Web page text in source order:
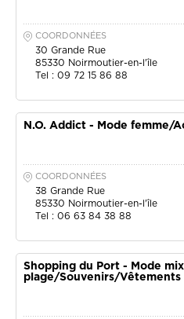
COORDONNÉES
30 Grande Rue
85330 Noirmoutier-en-l'île
Tel : 09 72 15 86 88
N.O. Addict - Mode femme/
COORDONNÉES
38 Grande Rue
85330 Noirmoutier-en-l'île
Tel : 06 63 84 38 88
Shopping du Port - Mode
plage/Souvenirs/Vêtements